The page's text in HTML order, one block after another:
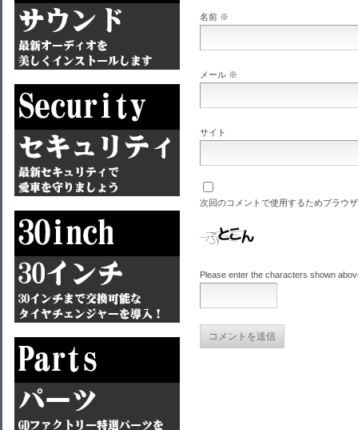
名前 ※
メール ※
サイト
次回のコメントで使用するためブラウ
Please enter the characters shown